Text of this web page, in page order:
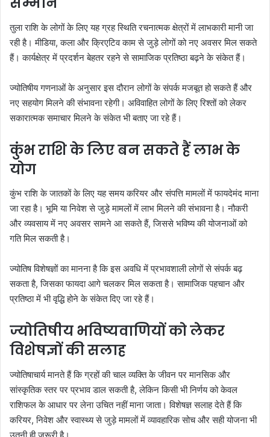
तुला राशि के लोगों के लिए यह ग्रह स्थिति रचनात्मक क्षेत्रों में लाभकारी मानी जा
रही है। मीडिया, कला और क्रिएटिव काम से जुड़े लोगों को नए अवसर मिल सकते
हैं। कार्यक्षेत्र में प्रदर्शन बेहतर रहने से सामाजिक प्रतिष्ठा बढ़ने के संकेत हैं।
ज्योतिषीय गणनाओं के अनुसार इस दौरान लोगों के संपर्क मजबूत हो सकते हैं और
नए सहयोग मिलने की संभावना रहेगी। अविवाहित लोगों के लिए रिश्तों को लेकर
सकारात्मक समाचार मिलने के संकेत भी बताए जा रहे हैं।
कुंभ राशि के लिए बन सकते हैं लाभ के
योग
कुंभ राशि के जातकों के लिए यह समय करियर और संपत्ति मामलों में फायदेमंद माना
जा रहा है। भूमि या निवेश से जुड़े मामलों में लाभ मिलने की संभावना है। नौकरी
और व्यवसाय में नए अवसर सामने आ सकते हैं, जिससे भविष्य की योजनाओं को
गति मिल सकती है।
ज्योतिष विशेषज्ञों का मानना है कि इस अवधि में प्रभावशाली लोगों से संपर्क बढ़
सकता है, जिसका फायदा आगे चलकर मिल सकता है। सामाजिक पहचान और
प्रतिष्ठा में भी वृद्धि होने के संकेत दिए जा रहे हैं।
ज्योतिषीय भविष्यवाणियों को लेकर
विशेषज्ञों की सलाह
ज्योतिषाचार्य मानते हैं कि ग्रहों की चाल व्यक्ति के जीवन पर मानसिक और
सांस्कृतिक स्तर पर प्रभाव डाल सकती है, लेकिन किसी भी निर्णय को केवल
राशिफल के आधार पर लेना उचित नहीं माना जाता। विशेषज्ञ सलाह देते हैं कि
करियर, निवेश और स्वास्थ्य से जुड़े मामलों में व्यावहारिक सोच और सही योजना भी
उतनी ही जरूरी है।